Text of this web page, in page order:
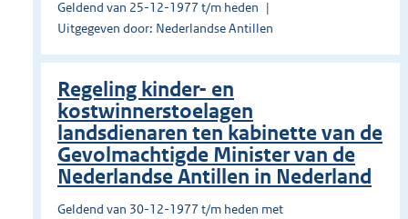
Geldend van 25-12-1977 t/m heden
Uitgegeven door: Nederlandse Antillen
Regeling kinder- en
kostwinnerstoelagen
landsdienaren ten kabinette van de
Gevolmachtigde Minister van de
Nederlandse Antillen in Nederland
Geldend van 30-12-1977 t/m heden met